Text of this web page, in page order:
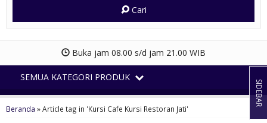
Cari
Buka jam 08.00 s/d jam 21.00 WIB
SEMUA KATEGORI PRODUK
Beranda »Article tag in 'Kursi Cafe Kursi Restoran Jati'
SIDEBAR